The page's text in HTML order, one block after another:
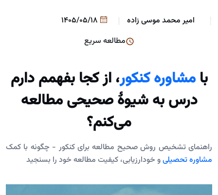
امیر محمد موسی زاده
مطالعه سریع
بامشاوره کنکور، از کجا بفهمم دارم
درس به شیوۀ صحیحی مطالعه
می‌کنم؟
راهنمای تشخیص روش صحیح مطالعه برای کنکور - چگونه با کمک
مشاوره تحصیلیو خودارزیابی، کیفیت مطالعه خود را بسنجید